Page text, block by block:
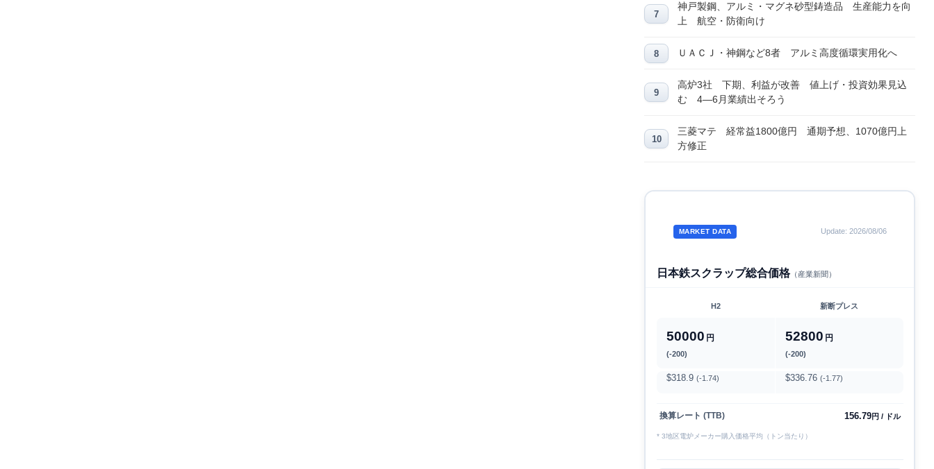
神戸製鋼、アルミ・マグネ砂型鋳造品 生産能力を向
上 航空・防衛向け
ＵＡＣＪ・神鋼など8者 アルミ高度循環実用化へ
高炉3社 下期、利益が改善 値上げ・投資効果見込
む 4―6月業績出そろう
三菱マテ 経常益1800億円 通期予想、1070億円上
方修正
MARKET DATA Update: 2026/08/06
日本鉄スクラップ総合価格（産業新聞）
H2 新断プレス
50000 円
(-200)
52800 円
(-200)
$318.9 (-1.74) $336.76 (-1.77)
換算レート (TTB) 156.79円 / ドル
* 3地区電炉メーカー購入価格平均（トン当たり）